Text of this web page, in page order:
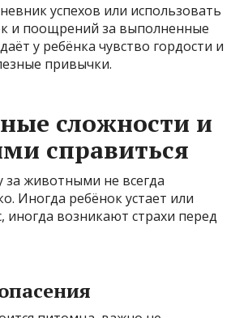
успехов или использовать
и поощрений за выполненные
у ребёнка чувство гордости и
привычки.
сложности и
справиться
за животными не всегда
Иногда ребёнок устает или
иногда возникают страхи перед